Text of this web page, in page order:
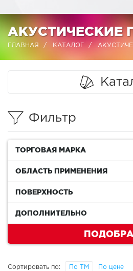
АКУСТИЧЕСКИЕ
ГЛАВНАЯ КАТАЛОГ
Фильтр
ТОРГОВАЯ МАРКА
ОБЛАСТЬ ПРИМЕНЕНИЯ
ПОВЕРХНОСТЬ
ДОПОЛНИТЕЛЬНО
Сортировать по: По ТМ По цене